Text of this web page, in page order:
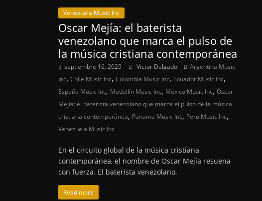
Venezuela Music Inc
Oscar Mejía: el baterista
venezolano que marca el pulso de
la música cristiana contemporánea
septiembre 16, 2025 Victor Delgado
Argentina Music
Inc, Chile Music Inc, Colombia Music Inc, Ecuador Music Inc,
España Music Inc, Medellín Music Inc, México Music Inc, Oscar
Mejía: el baterista venezolano que marca el pulso de la música
cristiana contemporánea, Panama Music Inc, Perú Music Inc,
Venezuela Music Inc
En el circuito global de la música cristiana
contemporánea, el nombre de Oscar Mejía resuena
con fuerza. El baterista venezolano,
Read more